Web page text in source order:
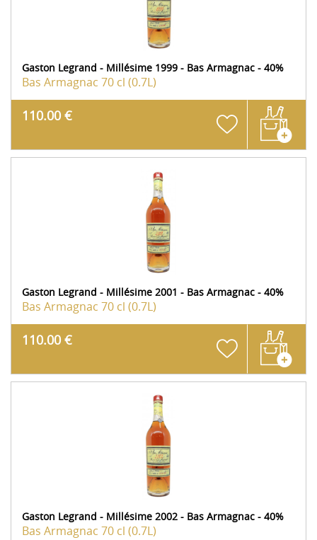
Gaston Legrand - Millésime 1999 - Bas Armagnac - 40%
Bas Armagnac 70 cl (0.7L)
110.00 €
Gaston Legrand - Millésime 2001 - Bas Armagnac - 40%
Bas Armagnac 70 cl (0.7L)
110.00 €
Gaston Legrand - Millésime 2002 - Bas Armagnac - 40%
Bas Armagnac 70 cl (0.7L)